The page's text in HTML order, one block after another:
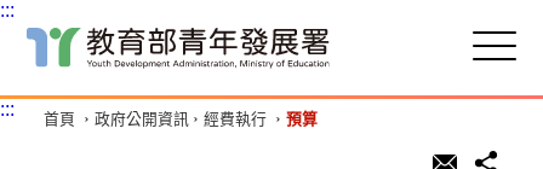
主
要
:::
::: 首頁 政府公開資訊 經費執行 預算